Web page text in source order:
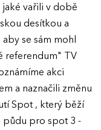
vařili v době
desítkou a
se sám mohl
referendum" TV
akci
a naznačili změnu
Spot , který běží
půdu pro spot 3 -